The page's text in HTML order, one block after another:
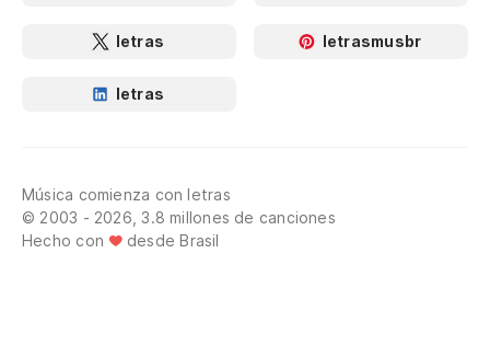
letras letrasmusbr
letras
Música comienza con letras
© 2003 - 2026, 3.8 millones de canciones
Hecho con
desde Brasil